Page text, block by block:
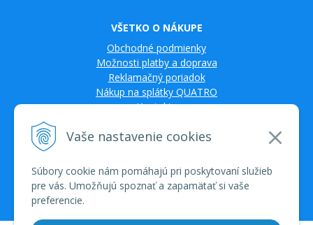
Vaše nastavenie cookies
Súbory cookie nám pomáhajú pri poskytovaní služieb
pre vás. Umožňujú spoznať a zapamätať si vaše
preferencie.
VŠETKO O NÁKUPE
Obchodné podmienky
Možnosti platby a doprava
Reklamačný poriadok
Nákup na splátky QUATRO
Kontakty